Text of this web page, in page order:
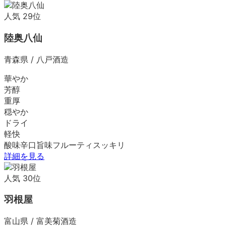
人気 29位
陸奥八仙
青森県 / 八戸酒造
華やか
芳醇
重厚
穏やか
ドライ
軽快
酸味辛口 旨味フルーティ スッキリ
詳細を見る
人気 30位
羽根屋
富山県 / 富美菊酒造